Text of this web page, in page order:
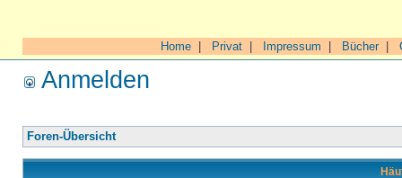
Home Privat Impressum Bücher|
Anmelden
Foren-Übersicht